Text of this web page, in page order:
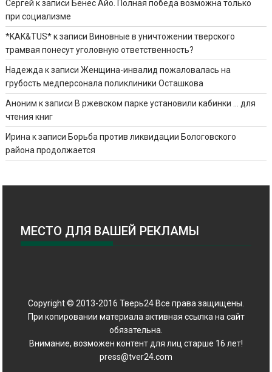
Сергей к записи Бенес Айо. Полная победа возможна только
при социализме
*KAK&TUS*к записи Виновные в уничтожении тверского
трамвая понесут уголовную ответственность?
Надежда к записиЖенщина-инвалид пожаловалась на
грубость медперсонала поликлиники Осташкова
Аноним к записи В ржевском парке установили кабинки … для
чтения книг
Ирина к записи Борьба против ликвидации Бологовского
района продолжается
МЕСТО ДЛЯ ВАШЕЙ РЕКЛАМЫ
Copyright © 2013-2016 Тверь24 Все права защищены.
При копировании материала активная ссылка на сайт
обязательна.
Внимание, возможен контент для лиц старше 16 лет!
press@tver24.com